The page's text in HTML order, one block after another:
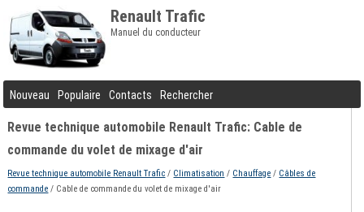
Renault Trafic
Manuel du conducteur
Nouveau Populaire Contacts Rechercher
Revue technique automobile Renault Trafic: Cable de
commande du volet de mixage d'air
Revue technique automobile Renault Trafic / Climatisation / Chauffage / Câbles de
commande / Cable de commande du volet de mixage d'air